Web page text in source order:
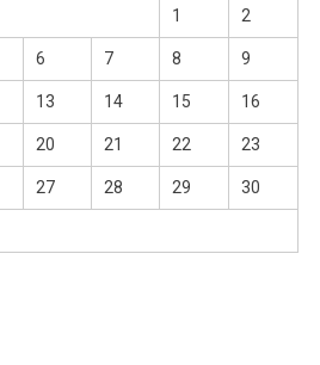
1 2
6 7 8 9
13 14 15 16
20 21 22 23
27 28 29 30